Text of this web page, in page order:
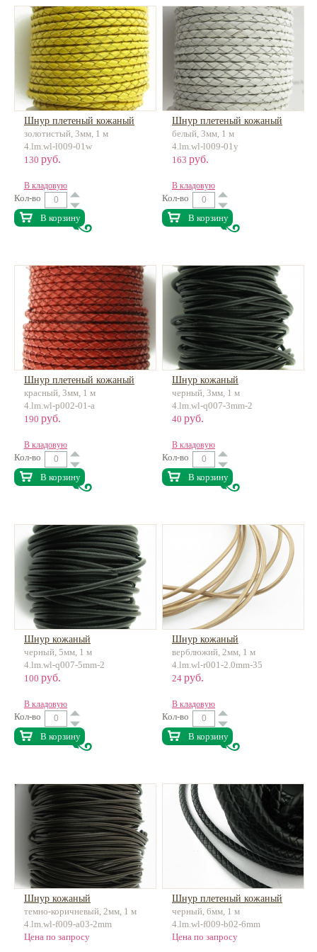
Шнур плетеный кожаный
золотистый, 3мм, 1 м
4.lm.wl-l009-01w
130 руб.
В кладовую
Кол-во
В корзину
Шнур плетеный кожаный
белый, 3мм, 1 м
4.lm.wl-l009-01y
163 руб.
В кладовую
Кол-во
В корзину
Шнур плетеный кожаный
красный, 3мм, 1 м
4.lm.wl-p002-01-a
190 руб.
В кладовую
Кол-во
В корзину
Шнур кожаный
черный, 3мм, 1 м
4.lm.wl-q007-3mm-2
40 руб.
В кладовую
Кол-во
В корзину
Шнур кожаный
черный, 5мм, 1 м
4.lm.wl-q007-5mm-2
100 руб.
В кладовую
Кол-во
В корзину
Шнур кожаный
верблюжий, 2мм, 1 м
4.lm.wl-r001-2.0mm-35
24 руб.
В кладовую
Кол-во
В корзину
Шнур кожаный
темно-коричневый, 2мм, 1 м
4.lm.wl-f009-a03-2mm
Цена по запросу
Шнур плетеный кожаный
черный, 6мм, 1 м
4.lm.wl-f009-b02-6mm
Цена по запросу